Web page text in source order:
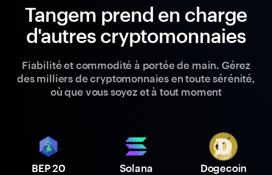
Tangem prend en charge
d'autres cryptomonnaies
Fiabilité et commodité à portée de main. Gérez
des milliers de cryptomonnaies en toute sérénité,
où que vous soyez et à tout moment
BEP 20 Solana Dogecoin